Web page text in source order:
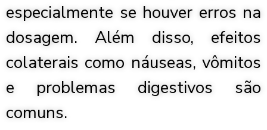
especialmente se houver erros na
dosagem. Além disso, efeitos
colaterais como náuseas, vômitos
e problemas digestivos são
comuns.